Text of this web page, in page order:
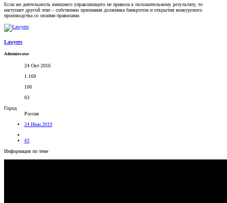
Если же деятельность внешнего управляющего не привела к положительному результату, то
наступает другой этап – собственно признания должника банкротом и открытия конкурсного
производства со своими правилами.
Lawyers
Administrator
24 Окт 2016
1.169
100
63
Город
Россия
24 Июн 2019
#3
Информация по теме